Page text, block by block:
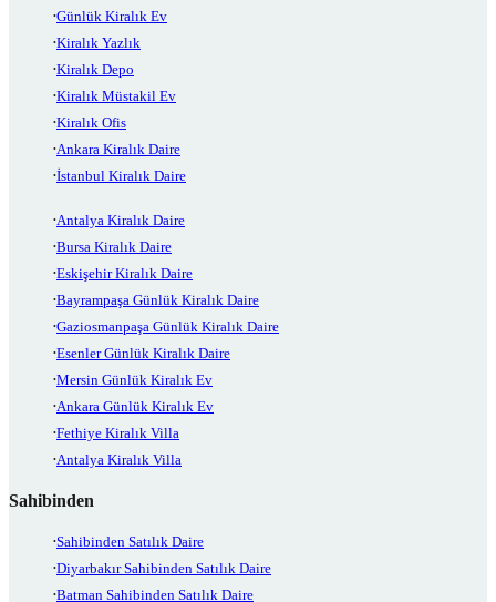
Günlük Kiralık Ev
Kiralık Yazlık
Kiralık Depo
Kiralık Müstakil Ev
Kiralık Ofis
Ankara Kiralık Daire
İstanbul Kiralık Daire
Antalya Kiralık Daire
Bursa Kiralık Daire
Eskişehir Kiralık Daire
Bayrampaşa Günlük Kiralık Daire
Gaziosmanpaşa Günlük Kiralık Daire
Esenler Günlük Kiralık Daire
Mersin Günlük Kiralık Ev
Ankara Günlük Kiralık Ev
Fethiye Kiralık Villa
Antalya Kiralık Villa
Sahibinden
Sahibinden Satılık Daire
Diyarbakır Sahibinden Satılık Daire
Batman Sahibinden Satılık Daire